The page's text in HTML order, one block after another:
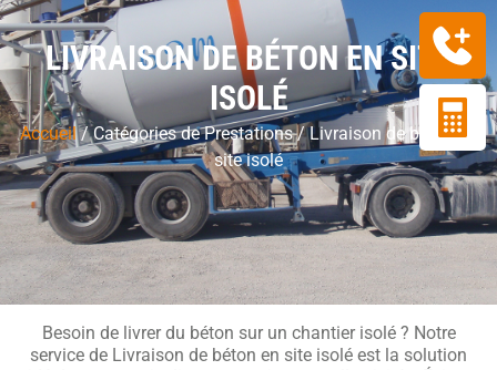
LIVRAISON DE BÉTON EN SITE
ISOLÉ
Accueil/Catégories de Prestations/Livraison de béton en
site isolé
Besoin de livrer du béton sur un chantier isolé ? Notre
service de Livraison de béton en site isolé est la solution